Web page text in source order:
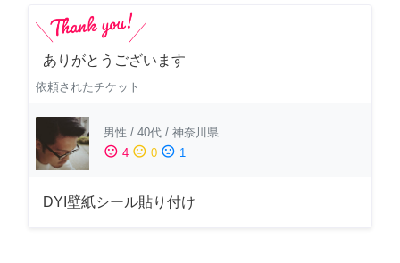
ありがとうございます
依頼されたチケット
男性 / 40代 / 神奈川県
sentiment_satisfied 4 sentiment_neutral 0 sentiment_dissatisfied 1
DYI壁紙シール貼り付け